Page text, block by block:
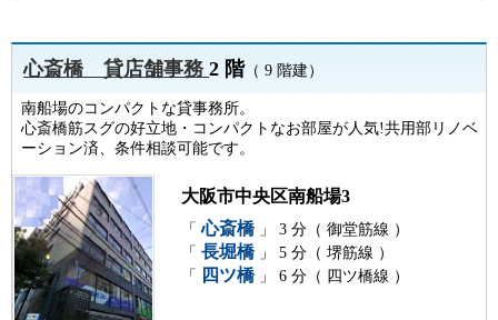
心斎橋 貸店舗事務2 階（ 9 階建）
南船場のコンパクトな貸事務所。
心斎橋筋スグの好立地・コンパクトなお部屋が人気!共用部リノベ
ーション済、条件相談可能です。
大阪市中央区南船場3
「 心斎橋 」 3 分（ 御堂筋線 ）
「 長堀橋 」 5 分（ 堺筋線 ）
「
四ツ橋 」 6 分（ 四ツ橋線 ）